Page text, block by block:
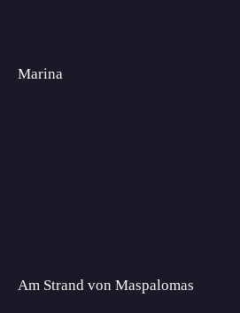
Marina
Am Strand von Maspalomas